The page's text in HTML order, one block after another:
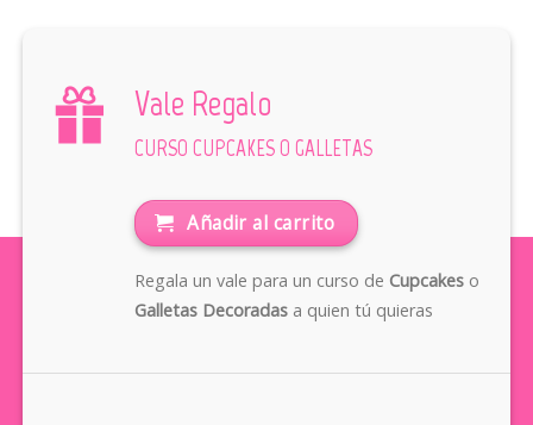
Vale Regalo
CURSO CUPCAKES O GALLETAS
Añadir al carrito
Regala un vale para un curso de Cupcakeso
Galletas Decoradasa quien tú quieras